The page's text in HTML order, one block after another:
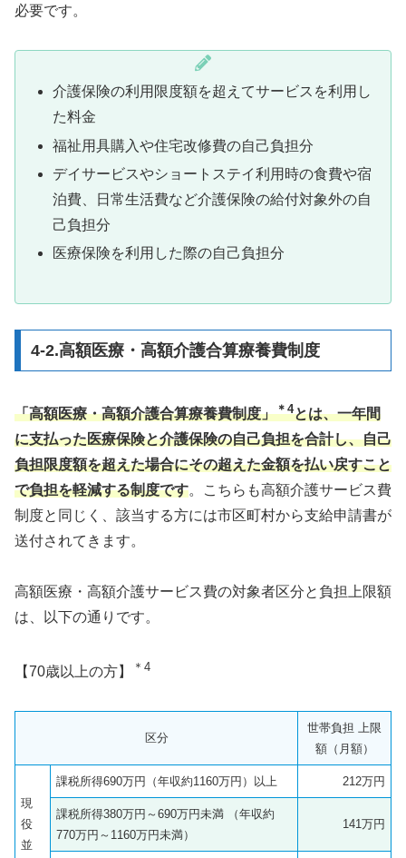
必要です。
介護保険の利用限度額を超えてサービスを利用し
た料金
福祉用具購入や住宅改修費の自己負担分
デイサービスやショートステイ利用時の食費や宿
泊費、日常生活費など介護保険の給付対象外の自
己負担分
医療保険を利用した際の自己負担分
4-2.高額医療・高額介護合算療養費制度
「高額医療・高額介護合算療養費制度」 ＊4とは、一年間
に支払った医療保険と介護保険の自己負担を合計し、自己
負担限度額を超えた場合にその超えた金額を払い戻すこと
で負担を軽減する制度です。こちらも高額介護サービス費
制度と同じく、該当する方には市区町村から支給申請書が
送付されてきます。
高額医療・高額介護サービス費の対象者区分と負担上限額
は、以下の通りです。
【70歳以上の方】 ＊4
区分
世帯負担 上限
額（月額）
現
役
並
課税所得690万円（年収約1160万円）以上 212万円
課税所得380万円～690万円未満 （年収約
770万円～1160万円未満）
141万円